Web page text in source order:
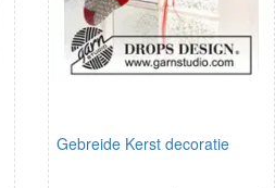
Gebreide Kerst decoratie